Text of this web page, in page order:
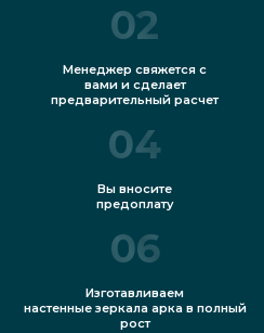
02
Менеджер свяжется с
вами и сделает
предварительный расчет
04
Вы вносите
предоплату
06
Изготавливаем
настенные зеркала арка в полный
рост